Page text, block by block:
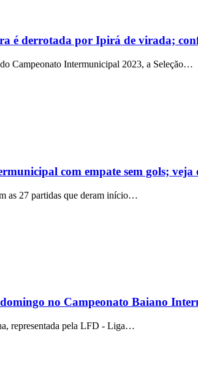
é derrotada por Ipirá de virada;
Campeonato Intermunicipal 2023, a Seleção…
com empate sem gols;
as 27 partidas que deram início…
no Campeonato Baiano
representada pela LFD - Liga…